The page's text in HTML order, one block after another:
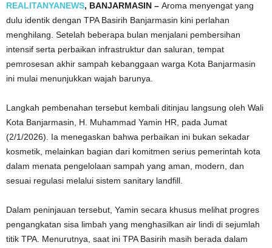
REALITANYANEWS, BANJARMASIN – Aroma menyengat yang
dulu identik dengan TPA Basirih Banjarmasin kini perlahan
menghilang. Setelah beberapa bulan menjalani pembersihan
intensif serta perbaikan infrastruktur dan saluran, tempat
pemrosesan akhir sampah kebanggaan warga Kota Banjarmasin
ini mulai menunjukkan wajah barunya.
Langkah pembenahan tersebut kembali ditinjau langsung oleh Wali
Kota Banjarmasin, H. Muhammad Yamin HR, pada Jumat
(2/1/2026). Ia menegaskan bahwa perbaikan ini bukan sekadar
kosmetik, melainkan bagian dari komitmen serius pemerintah kota
dalam menata pengelolaan sampah yang aman, modern, dan
sesuai regulasi melalui sistem sanitary landfill.
Dalam peninjauan tersebut, Yamin secara khusus melihat progres
pengangkatan sisa limbah yang menghasilkan air lindi di sejumlah
titik TPA. Menurutnya, saat ini TPA Basirih masih berada dalam